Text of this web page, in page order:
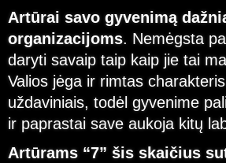
Artūrai savo gyvenimą
organizacijoms. Nemėgsta
daryti savaip taip kaip jie tai
Valios jėga ir rimtas
uždaviniais, todėl gyvenime
ir paprastai save aukoja kitų
Artūrams “7” šis skaičius